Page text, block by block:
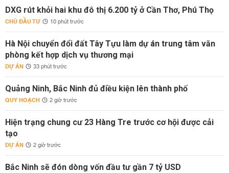
DXG rút khỏi hai khu đô thị 6.200 tỷ ở Cần Thơ, Phú Thọ
CHỦ ĐẦU TƯ 10 phút trước
Hà Nội chuyển đổi đất Tây Tựu làm dự án trung tâm văn
phòng kết hợp dịch vụ thương mại
DỰ ÁN 33 phút trước
Quảng Ninh, Bắc Ninh đủ điều kiện lên thành phố
QUY HOẠCH 2 giờ trước
Hiện trạng chung cư 23 Hàng Tre trước cơ hội được cải
tạo
DỰ ÁN 2 giờ trước
Bắc Ninh sẽ đón dòng vốn đầu tư gần 7 tỷ USD